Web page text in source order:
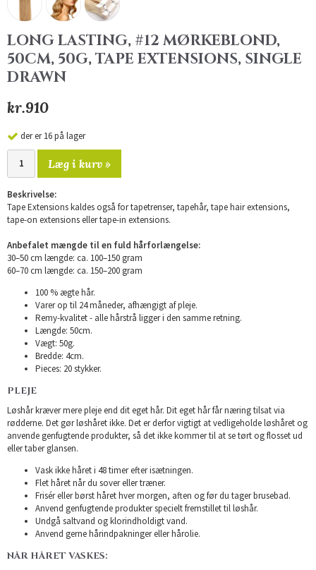
LONG LASTING, #12 MØRKEBLOND,
50CM, 50G, TAPE EXTENSIONS, SINGLE
DRAWN
kr.910
der er 16 på lager
Læg i kurv »
Beskrivelse:
Tape Extensions kaldes også for tapetrenser, tapehår, tape hair extensions,
tape-on extensions eller tape-in extensions.
Anbefalet mængde til en fuld hårforlængelse:
30–50 cm længde: ca. 100–150 gram
60–70 cm længde: ca. 150–200 gram
100 % ægte hår.
Varer op til 24 måneder, afhængigt af pleje.
Remy-kvalitet - alle hårstrå ligger i den samme retning.
Længde: 50cm.
Vægt: 50g.
Bredde: 4cm.
Pieces: 20 stykker.
PLEJE
Løshår kræver mere pleje end dit eget hår. Dit eget hår får næring tilsat via
rødderne. Det gør løshåret ikke. Det er derfor vigtigt at vedligeholde løshåret og
anvende genfugtende produkter, så det ikke kommer til at se tørt og flosset ud
eller taber glansen.
Vask ikke håret i 48 timer efter isætningen.
Flet håret når du sover eller træner.
Frisér eller børst håret hver morgen, aften og før du tager brusebad.
Anvend genfugtende produkter specielt fremstillet til løshår.
Undgå saltvand og klorindholdigt vand.
Anvend gerne hårindpakninger eller hårolie.
NÅR HÅRET VASKES: